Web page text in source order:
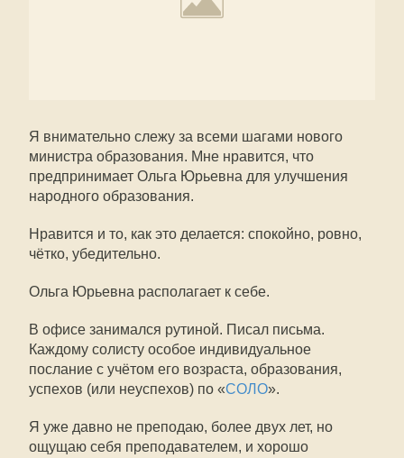
Я внимательно слежу за всеми шагами нового
министра образования. Мне нравится, что
предпринимает Ольга Юрьевна для улучшения
народного образования.
Нравится и то, как это делается: спокойно, ровно,
чётко, убедительно.
Ольга Юрьевна располагает к себе.
В офисе занимался рутиной. Писал письма.
Каждому солисту особое индивидуальное
послание с учётом его возраста, образования,
успехов (или неуспехов) по «СОЛО».
Я уже давно не преподаю, более двух лет, но
ощущаю себя преподавателем, и хорошо